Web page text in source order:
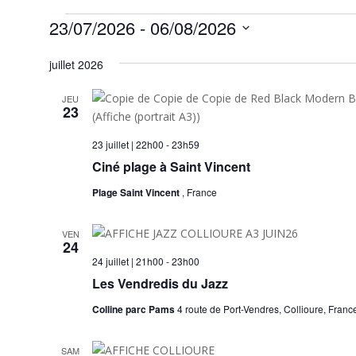
Évènements
23/07/2026 - 06/08/2026
une
juillet 2026
JEU
23
Ciné plage à Saint Vincent
23 juillet | 22h00 -23h59
Plage Saint Vincent , France
VEN
24
Les Vendredis du Jazz
24 juillet | 21h00 -23h00
Colline parc Pams4 route de Port-Vendres, Collioure,
SAM